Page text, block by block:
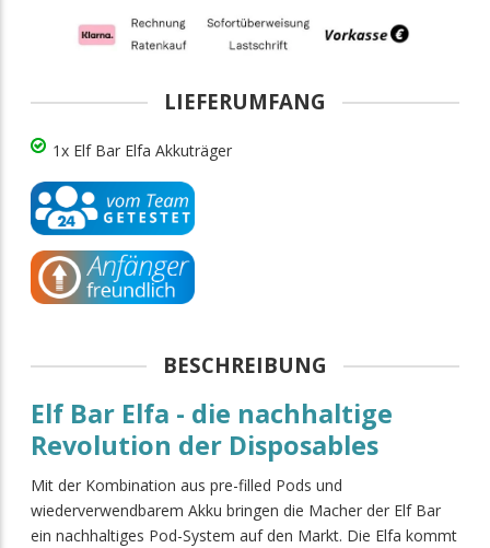
LIEFERUMFANG
1x Elf Bar Elfa Akkuträger
BESCHREIBUNG
Elf Bar Elfa - die nachhaltige
Revolution der Disposables
Mit der Kombination aus pre-filled Pods und
wiederverwendbarem Akku bringen die Macher der Elf Bar
ein nachhaltiges Pod-System auf den Markt. Die Elfa kommt